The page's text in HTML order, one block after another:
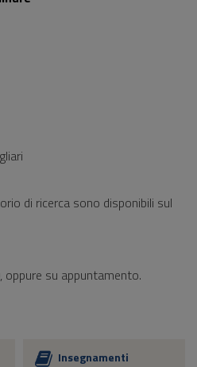
di ricerca sono disponibili sul
oppure su appuntamento.
Insegnamenti